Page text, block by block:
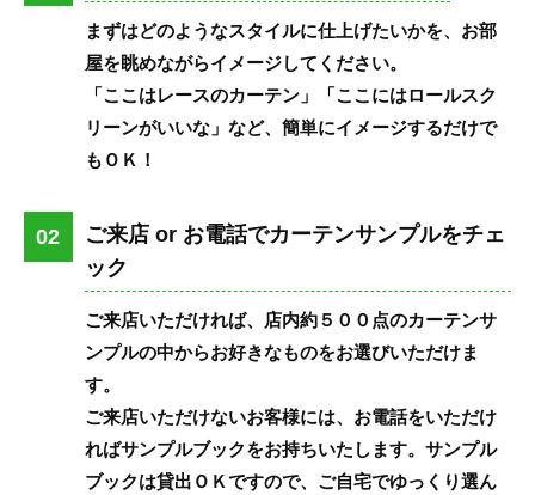
まずはどのようなスタイルに仕上げたいかを、お部
屋を眺めながらイメージしてください。
「ここはレースのカーテン」「ここにはロールスク
リーンがいいな」など、簡単にイメージするだけで
もＯＫ！
02
ご来店 or お電話でカーテンサンプルをチェ
ック
ご来店いただければ、店内約５００点のカーテンサ
ンプルの中からお好きなものをお選びいただけま
す。
ご来店いただけないお客様には、お電話をいただけ
ればサンプルブックをお持ちいたします。サンプル
ブックは貸出ＯＫですので、ご自宅でゆっくり選ん